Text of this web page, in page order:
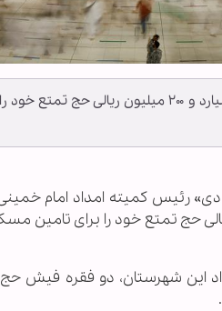
یک زوج نهاوندی در اقدامی خداپسندانه فیش ۲ میلیارد
رئیس کمیته امداد امام
فیش ۲ میلیارد و ۲۰۰ میلیون ریالی حج تمتع
این شهرستان، دو فقره فیش